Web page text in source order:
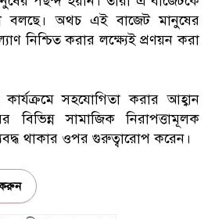
বলছে। অথচ এই বাজেট মানুষের
নিশ্চিত করার লক্ষ্যেই প্রণয়ন করা
সহযোগিতা করার আহ্বান
বিভিন্ন সামাজিক নিরাপত্তামূলক
থাকার ওপর গুরুত্বারোপ করেন।
করুন